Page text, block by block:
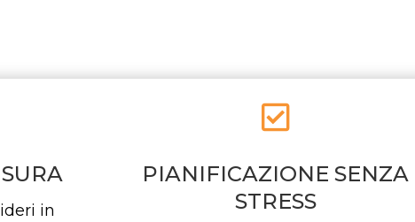
in

PIANIFICAZIONE SENZA
STRESS